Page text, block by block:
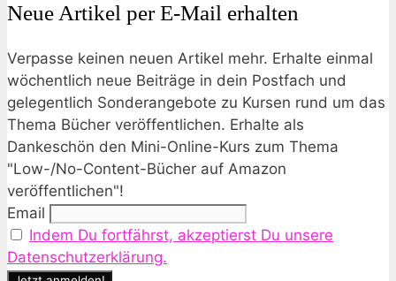
Neue Artikel per E-Mail erhalten
Verpasse keinen neuen Artikel mehr. Erhalte einmal
wöchentlich neue Beiträge in dein Postfach und
gelegentlich Sonderangebote zu Kursen rund um das
Thema Bücher veröffentlichen. Erhalte als
Dankeschön den Mini-Online-Kurs zum Thema
"Low-/No-Content-Bücher auf Amazon
veröffentlichen"!
Email
Indem Du fortfährst, akzeptierst Du unsere
Datenschutzerklärung.